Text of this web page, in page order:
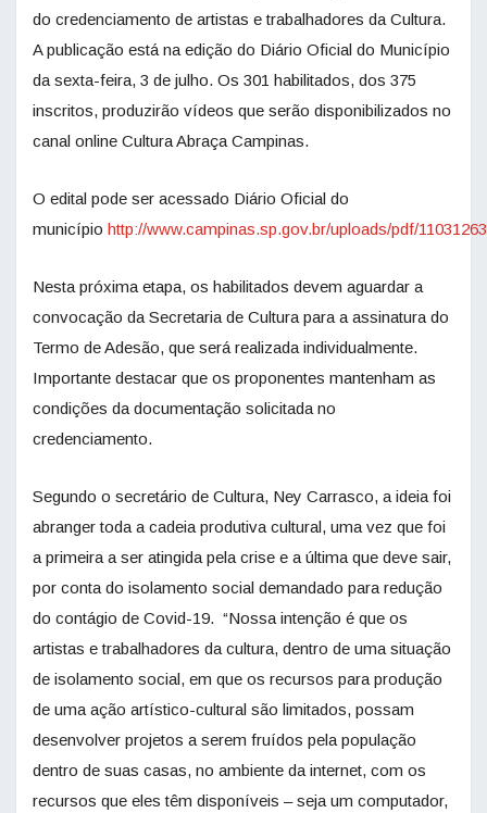
do credenciamento de artistas e trabalhadores da Cultura.
A publicação está na edição do Diário Oficial do Município
da sexta-feira, 3 de julho. Os 301 habilitados, dos 375
inscritos, produzirão vídeos que serão disponibilizados no
canal online Cultura Abraça Campinas.
O edital pode ser acessado Diário Oficial do
município http://www.campinas.sp.gov.br/uploads/pdf/
Nesta próxima etapa, os habilitados devem aguardar a
convocação da Secretaria de Cultura para a assinatura do
Termo de Adesão, que será realizada individualmente.
Importante destacar que os proponentes mantenham as
condições da documentação solicitada no
credenciamento.
Segundo o secretário de Cultura, Ney Carrasco, a ideia foi
abranger toda a cadeia produtiva cultural, uma vez que foi
a primeira a ser atingida pela crise e a última que deve sair,
por conta do isolamento social demandado para redução
do contágio de Covid-19. “Nossa intenção é que os
artistas e trabalhadores da cultura, dentro de uma situação
de isolamento social, em que os recursos para produção
de uma ação artístico-cultural são limitados, possam
desenvolver projetos a serem fruídos pela população
dentro de suas casas, no ambiente da internet, com os
recursos que eles têm disponíveis – seja um computador,